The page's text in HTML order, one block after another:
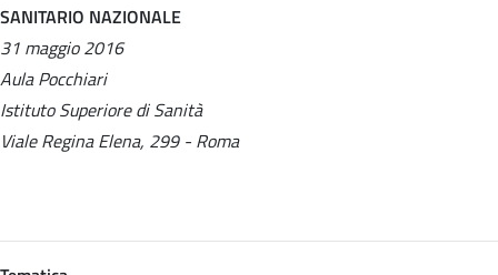
SANITARIO NAZIONALE
31 maggio 2016
Aula Pocchiari
Istituto Superiore di Sanità
Viale Regina Elena, 299 - Roma